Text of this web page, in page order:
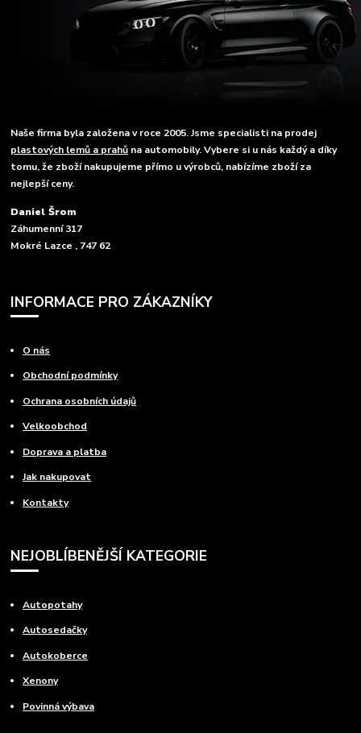
Naše firma byla založena v roce 2005. Jsme specialisti na prodej
plastových lemů a prahů na automobily. Vybere si u nás každý a díky
tomu, že zboží nakupujeme přímo u výrobců, nabízíme zboží za
nejlepší ceny.
Daniel Šrom
Záhumenní 317
Mokré Lazce , 747 62
INFORMACE PRO ZÁKAZNÍKY
O nás
Obchodní podmínky
Ochrana osobních údajů
Velkoobchod
Doprava a platba
Jak nakupovat
Kontakty
NEJOBLÍBENĚJŠÍ KATEGORIE
Autopotahy
Autosedačky
Autokoberce
Xenony
Povinná výbava